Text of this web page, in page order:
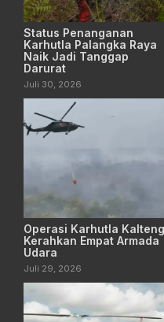
Status Penanganan
Karhutla Palangka Raya
Naik Jadi Tanggap
Darurat
Juli 30, 2026
Operasi Karhutla Kalteng
Kerahkan Empat Armada
Udara
Juli 29, 2026